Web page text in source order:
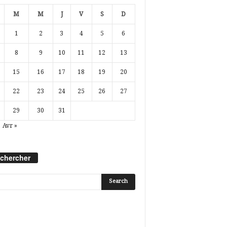
M M J V S D
1 2 3 4 5 6
8 9 10 11 12 13
15 16 17 18 19 20
22 23 24 25 26 27
29 30 31
Avr »